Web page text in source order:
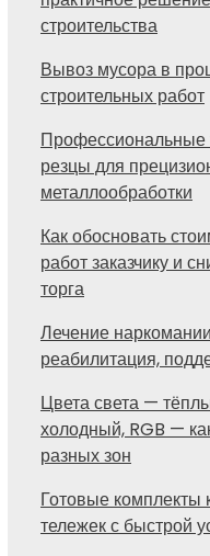
строительства
Вывоз мусора в
строительных работ
Профессиональные
резцы для
металлообработки
Как обосновать
работ заказчику и
торга
Лечение
реабилитация,
Цвета света —
холодный, RGB —
разных зон
Готовые комплекты
тележек с быстрой